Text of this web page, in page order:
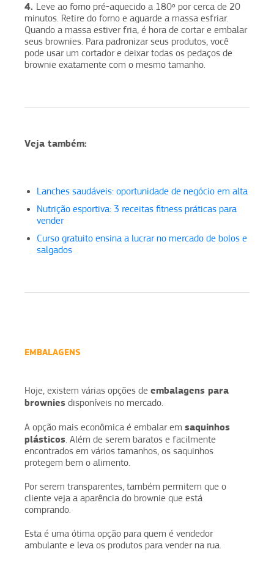
4. Leve ao forno pré-aquecido a 180º por cerca de 20
minutos. Retire do forno e aguarde a massa esfriar.
Quando a massa estiver fria, é hora de cortar e embalar
seus brownies. Para padronizar seus produtos, você
pode usar um cortador e deixar todas os pedaços de
brownie exatamente com o mesmo tamanho.
Veja também:
Lanches saudáveis: oportunidade de negócio em alta
Nutrição esportiva: 3 receitas fitness práticas para
vender
Curso gratuito ensina a lucrar no mercado de bolos e
salgados
EMBALAGENS
Hoje, existem várias opções de embalagens para
brownies disponíveis no mercado.
A opção mais econômica é embalar em saquinhos
plásticos. Além de serem baratos e facilmente
encontrados em vários tamanhos, os saquinhos
protegem bem o alimento.
Por serem transparentes, também permitem que o
cliente veja a aparência do brownie que está
comprando.
Esta é uma ótima opção para quem é vendedor
ambulante e leva os produtos para vender na rua.